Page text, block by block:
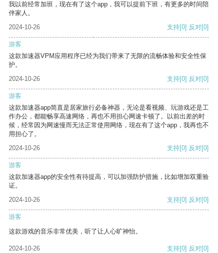
我以前经常加班，现在有了这个app，我可以提前下班，有更多的时间陪
伴家人。
2024-10-26
支持[0] 反对[0]
游客
这款加速器VPM应用程序已经为我们带来了无限的流畅体验和安全性保
护。
2024-10-26
支持[0] 反对[0]
游客
这款加速器app简直是居家旅行必备神器，无论是看视频、玩游戏还是工
作办公，都能畅享高速网络，再也不用担心网速卡顿了。以前出差的时
候，经常因为网速慢而无法正常使用网络，现在有了这个app，我再也不
用担心了。
2024-10-26
支持[0] 反对[0]
游客
这款加速器app的安全性有待提高，可以加强防护措施，比如增加双重验
证。
2024-10-26
支持[0] 反对[0]
游客
这款游戏的音乐非常优美，听了让人心旷神怡。
2024-10-26 支持[0] 反对[0]